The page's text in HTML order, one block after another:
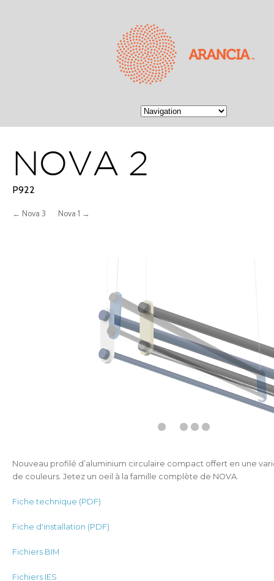
NOVA 2
P922
← Nova 3 Nova 1 →
Nouveau profilé d’aluminium circulaire compact offert en une
de couleurs. Jetez un oeil à la famille complète de NOVA.
Fiche technique (PDF)
Fiche d'installation (PDF)
Fichiers BIM
Fichiers IES